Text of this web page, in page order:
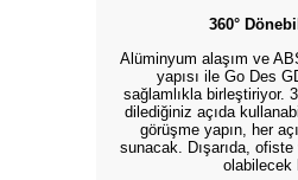
360°
Alüminyum alaşım ve
yapısı ile Go Des
sağlamlıkla birleştiriyor.
dilediğiniz açıda
görüşme yapın, her
sunacak. Dışarıda,
olabilecek